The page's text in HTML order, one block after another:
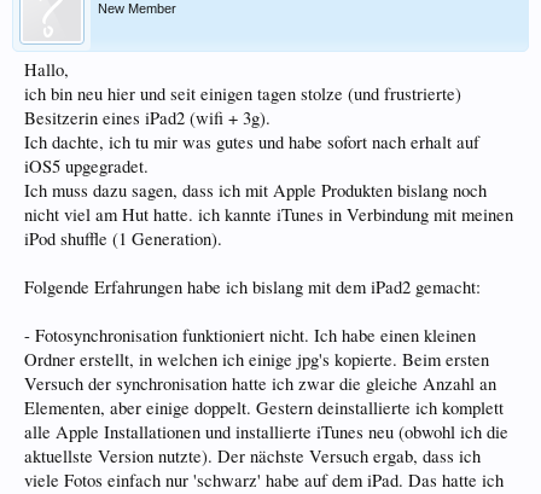
New Member
Hallo,
ich bin neu hier und seit einigen tagen stolze (und frustrierte)
Besitzerin eines iPad2 (wifi + 3g).
Ich dachte, ich tu mir was gutes und habe sofort nach erhalt auf
iOS5 upgegradet.
Ich muss dazu sagen, dass ich mit Apple Produkten bislang noch
nicht viel am Hut hatte. ich kannte iTunes in Verbindung mit meinen
iPod shuffle (1 Generation).
Folgende Erfahrungen habe ich bislang mit dem iPad2 gemacht:
- Fotosynchronisation funktioniert nicht. Ich habe einen kleinen
Ordner erstellt, in welchen ich einige jpg's kopierte. Beim ersten
Versuch der synchronisation hatte ich zwar die gleiche Anzahl an
Elementen, aber einige doppelt. Gestern deinstallierte ich komplett
alle Apple Installationen und installierte iTunes neu (obwohl ich die
aktuellste Version nutzte). Der nächste Versuch ergab, dass ich
viele Fotos einfach nur 'schwarz' habe auf dem iPad. Das hatte ich